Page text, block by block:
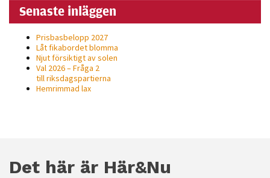
Senaste inläggen
Prisbasbelopp 2027
Låt fikabordet blomma
Njut försiktigt av solen
Val 2026 – Fråga 2
till riksdagspartierna
Hemrimmad lax
Det här är Här&Nu